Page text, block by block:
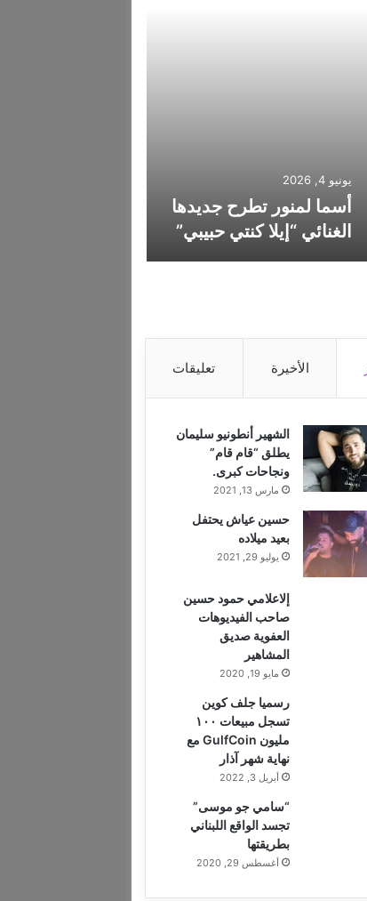
يونيو 4, 2026
أسما لمنور تطرح جديدها
الغنائي “إيلا كنتي حبيبي”
الأخيرة تعليقات
الشهير أنطونيو سليمان
يطلق “قام قام”
ونجاحات كبرى.
مارس 13, 2021
حسين عياش يحتفل
بعيد ميلاده
يوليو 29, 2021
إلاعلامي حمود حسين
صاحب الفيديوهات
العفوية صديق
المشاهير
مايو 19, 2020
رسميا جلف كوين
تسجل مبيعات ١٠٠
مليون GulfCoin مع
نهاية شهر آذار
أبريل 3, 2022
“سامي جو موسى”
تجسد الواقع اللبناني
بطريقتها
أغسطس 29, 2020